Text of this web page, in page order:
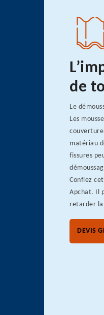
de
Le
Les
matériau
fissures
Confiez
Apchat. Il
retarder la
DEVIS